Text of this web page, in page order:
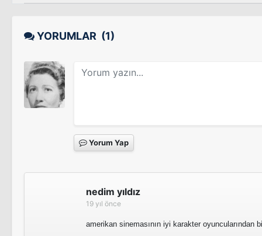
YORUMLAR (1)
Yorum Yap
nedim yıldız
19 yıl önce
amerikan sinemasının iyi karakter oyuncularından